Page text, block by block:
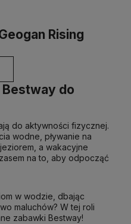
Rising
do
do aktywności fizycznej.
wodne, pływanie na
a wakacyjne
na to, aby odpocząć
w wodzie, dbając
maluchów? W tej roli
zabawki Bestway!